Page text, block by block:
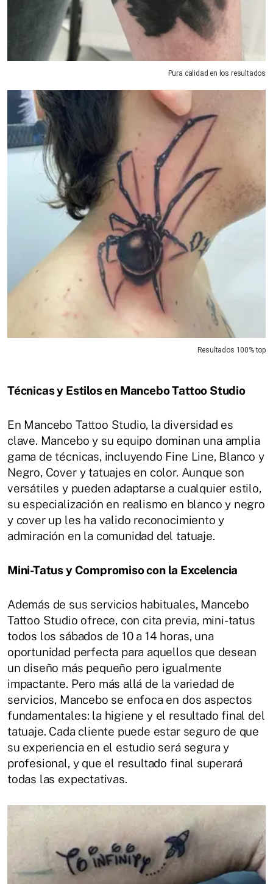
Pura calidad en los resultados
Resultados 100% top
Técnicas y Estilos en Mancebo Tattoo Studio
En Mancebo Tattoo Studio, la diversidad es
clave. Mancebo y su equipo dominan una amplia
gama de técnicas, incluyendo Fine Line, Blanco y
Negro, Cover y tatuajes en color. Aunque son
versátiles y pueden adaptarse a cualquier estilo,
su especialización en realismo en blanco y negro
y cover up les ha valido reconocimiento y
admiración en la comunidad del tatuaje.
Mini-Tatus y Compromiso con la Excelencia
Además de sus servicios habituales, Mancebo
Tattoo Studio ofrece, con cita previa, mini-tatus
todos los sábados de 10 a 14 horas, una
oportunidad perfecta para aquellos que desean
un diseño más pequeño pero igualmente
impactante. Pero más allá de la variedad de
servicios, Mancebo se enfoca en dos aspectos
fundamentales: la higiene y el resultado final del
tatuaje. Cada cliente puede estar seguro de que
su experiencia en el estudio será segura y
profesional, y que el resultado final superará
todas las expectativas.